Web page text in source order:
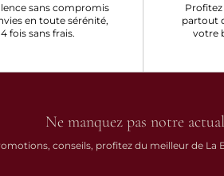
sans compromis
en toute sérénité,
fois sans frais.
partout
votre
Ne manquez pas notre
conseils, profitez du meilleur de La